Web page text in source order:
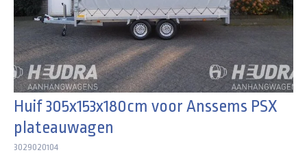
Huif 305x153x180cm voor Anssems PSX
plateauwagen
3029020104